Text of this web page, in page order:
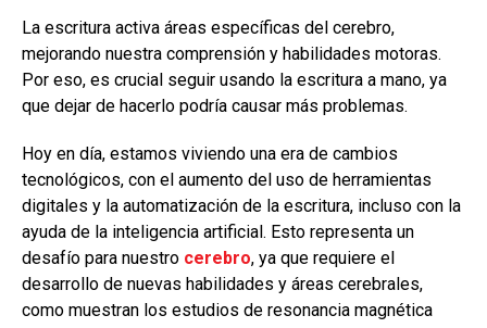
La escritura activa áreas específicas del cerebro,
mejorando nuestra comprensión y habilidades motoras.
Por eso, es crucial seguir usando la escritura a mano, ya
que dejar de hacerlo podría causar más problemas.
Hoy en día, estamos viviendo una era de cambios
tecnológicos, con el aumento del uso de herramientas
digitales y la automatización de la escritura, incluso con la
ayuda de la inteligencia artificial. Esto representa un
desafío para nuestro cerebro, ya que requiere el
desarrollo de nuevas habilidades y áreas cerebrales,
como muestran los estudios de resonancia magnética